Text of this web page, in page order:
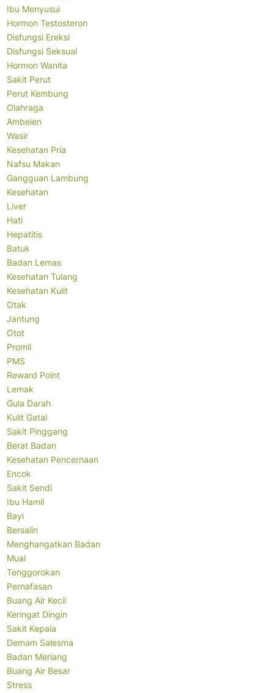
Ibu Menyusui
Hormon Testosteron
Disfungsi Ereksi
Disfungsi Seksual
Hormon Wanita
Sakit Perut
Perut Kembung
Olahraga
Ambeien
Wasir
Kesehatan Pria
Nafsu Makan
Gangguan Lambung
Kesehatan
Liver
Hati
Hepatitis
Batuk
Badan Lemas
Kesehatan Tulang
Kesehatan Kulit
Otak
Jantung
Otot
Promil
PMS
Reward Point
Lemak
Gula Darah
Kulit Gatal
Sakit Pinggang
Berat Badan
Kesehatan Pencernaan
Encok
Sakit Sendi
Ibu Hamil
Bayi
Bersalin
Menghangatkan Badan
Mual
Tenggorokan
Pernafasan
Buang Air Kecil
Keringat Dingin
Sakit Kepala
Demam Salesma
Badan Meriang
Buang Air Besar
Stress